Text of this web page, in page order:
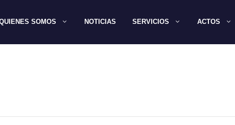
SOMOS NOTICIAS SERVICIOS ACTOS